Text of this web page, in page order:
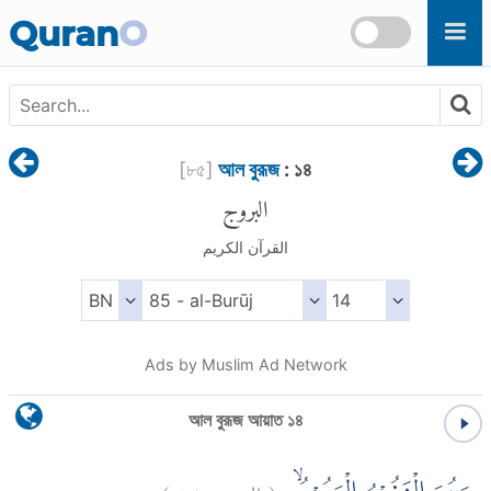
QuranO
[৮৫] আল বুরূজ: ১৪
البروج
القرآن الكريم
Ads by Muslim Ad Network
আল বুরূজ আয়াত ১৪